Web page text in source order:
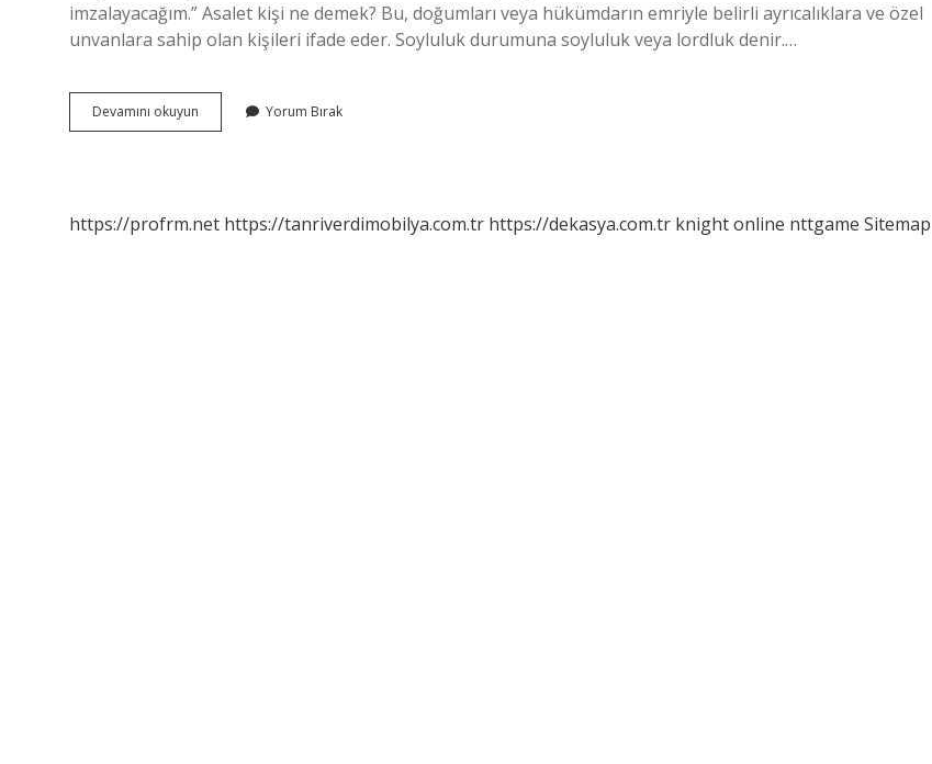
imzalayacağım.” Asalet kişi ne demek? Bu, doğumları veya hükümdarın emriyle belirli ayrıcalıklara ve özel
unvanlara sahip olan kişileri ifade eder. Soyluluk durumuna soyluluk veya lordluk denir.…
Devamını okuyun Kendisine
Asaleten
Yorum Bırak
https://profrm.net https://tanriverdimobilya.com.tr https://dekasya.com.tr knight online nttgame Sitemap